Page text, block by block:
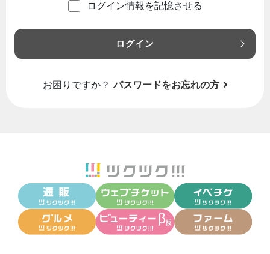
ログイン情報を記憶させる
ログイン
お困りですか？ パスワードをお忘れの方